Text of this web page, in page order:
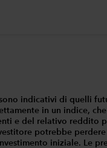
indicativi di quelli
in un indice, che
e del relativo reddito
potrebbe
iniziale. Le